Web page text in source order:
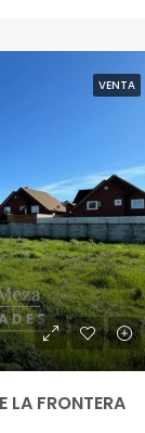
VENTA
LA FRONTERA